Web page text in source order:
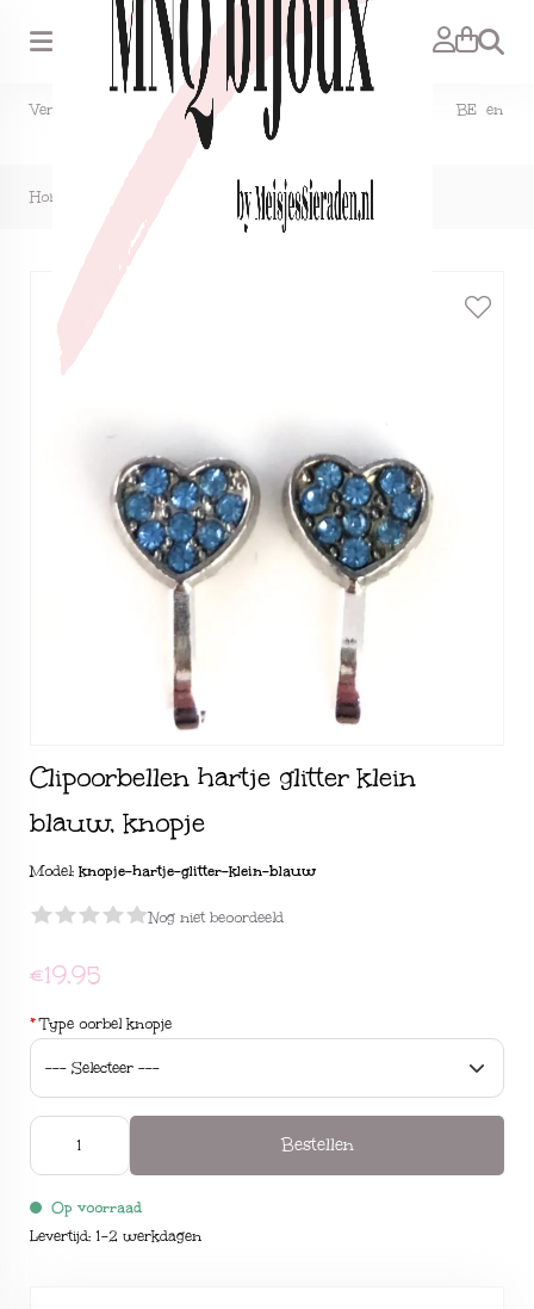
Zoeken
Verzendkosten NL €1,50, GRATIS bij bestelling vanaf €15. BE en
DE €2,95, GRATIS verzenden vanaf €50.
Home Clipoorbellen hartje glitter klein blauw, knopje
Clipoorbellen hartje glitter klein
blauw, knopje
Model: knopje-hartje-glitter-klein-blauw
Nog niet beoordeeld
€19,95
*Type oorbel knopje
Bestellen
Op voorraad
Levertijd: 1-2 werkdagen